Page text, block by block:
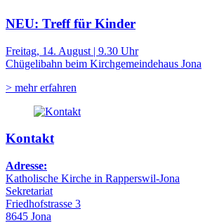
NEU: Treff für Kinder
Freitag, 14. August | 9.30 Uhr
Chügelibahn beim Kirchgemeindehaus Jona
> mehr erfahren
Kontakt
Adresse:
Katholische Kirche in Rapperswil-Jona
Sekretariat
Friedhofstrasse 3
8645 Jona